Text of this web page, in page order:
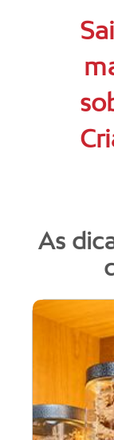
As